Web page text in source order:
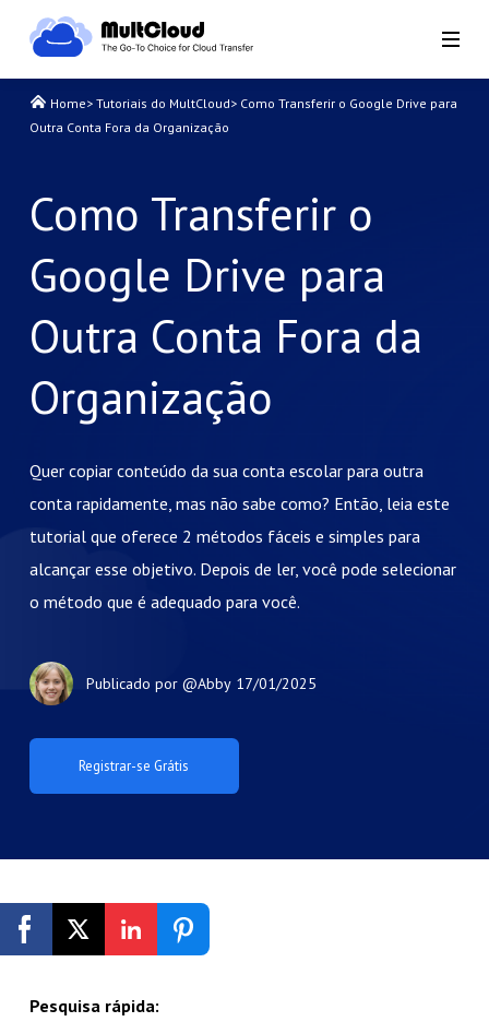
Home> Tutoriais do MultCloud> Como Transferir o Google Drive para
Outra Conta Fora da Organização
Como Transferir o
Google Drive para
Outra Conta Fora da
Organização
Quer copiar conteúdo da sua conta escolar para outra
conta rapidamente, mas não sabe como? Então, leia este
tutorial que oferece 2 métodos fáceis e simples para
alcançar esse objetivo. Depois de ler, você pode selecionar
o método que é adequado para você.
Registrar-se Grátis
Publicado por @Abby 17/01/2025
Pesquisa rápida: